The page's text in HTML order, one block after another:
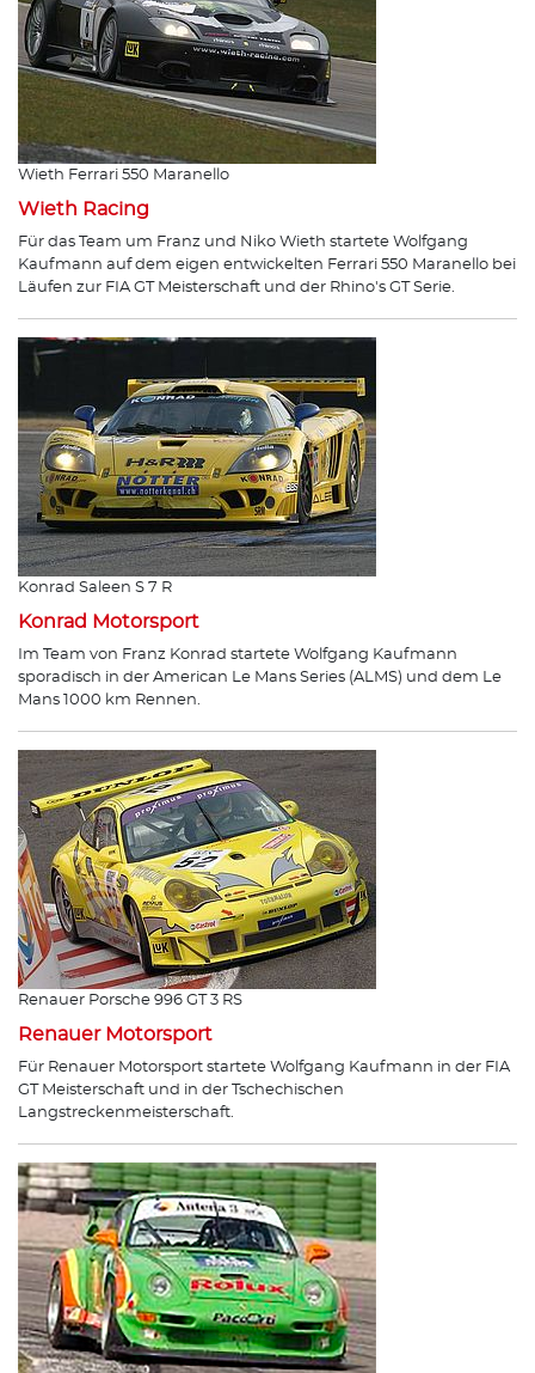
Wieth Ferrari 550 Maranello
Wieth Racing
Für das Team um Franz und Niko Wieth startete Wolfgang
Kaufmann auf dem eigen entwickelten Ferrari 550 Maranello bei
Läufen zur FIA GT Meisterschaft und der Rhino's GT Serie.
Konrad Saleen S 7 R
Konrad Motorsport
Im Team von Franz Konrad startete Wolfgang Kaufmann
sporadisch in der American Le Mans Series (ALMS) und dem Le
Mans 1000 km Rennen.
Renauer Porsche 996 GT 3 RS
Renauer Motorsport
Für Renauer Motorsport startete Wolfgang Kaufmann in der FIA
GT Meisterschaft und in der Tschechischen
Langstreckenmeisterschaft.